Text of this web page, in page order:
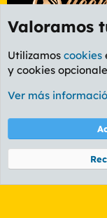
Foro General
Cookies
PL
Community platform by
Valoramos
Utilizamos cookies
y cookies
Ver más